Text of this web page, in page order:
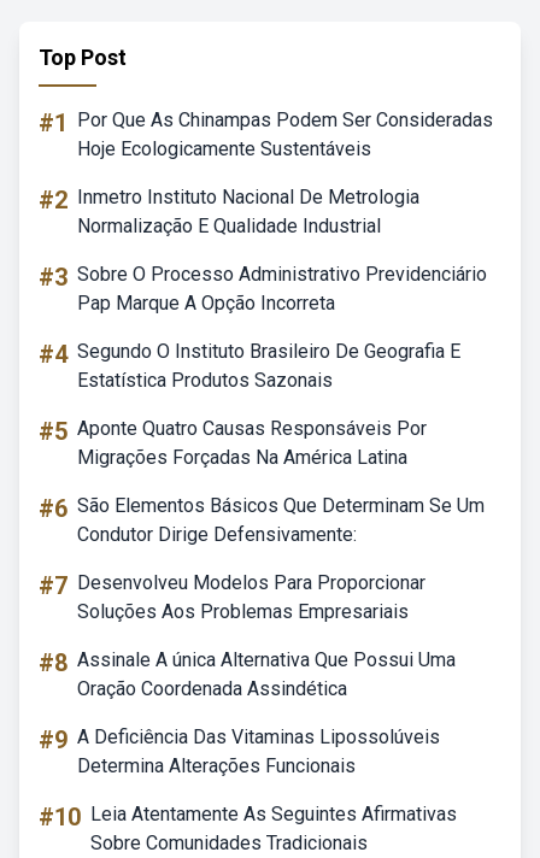
Top Post
#1
Por Que As Chinampas Podem Ser Consideradas
Hoje Ecologicamente Sustentáveis
#2 Inmetro Instituto Nacional De Metrologia
Normalização E Qualidade Industrial
#3 Sobre O Processo Administrativo Previdenciário
Pap Marque A Opção Incorreta
#4 Segundo O Instituto Brasileiro De Geografia E
Estatística Produtos Sazonais
#5 Aponte Quatro Causas Responsáveis Por
Migrações Forçadas Na América Latina
#6 São Elementos Básicos Que Determinam Se Um
Condutor Dirige Defensivamente:
#7 Desenvolveu Modelos Para Proporcionar
Soluções Aos Problemas Empresariais
#8 Assinale A única Alternativa Que Possui Uma
Oração Coordenada Assindética
#9 A Deficiência Das Vitaminas Lipossolúveis
Determina Alterações Funcionais
#10 Leia Atentamente As Seguintes Afirmativas
Sobre Comunidades Tradicionais